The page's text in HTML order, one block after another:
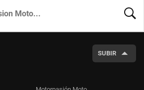
SUBIR